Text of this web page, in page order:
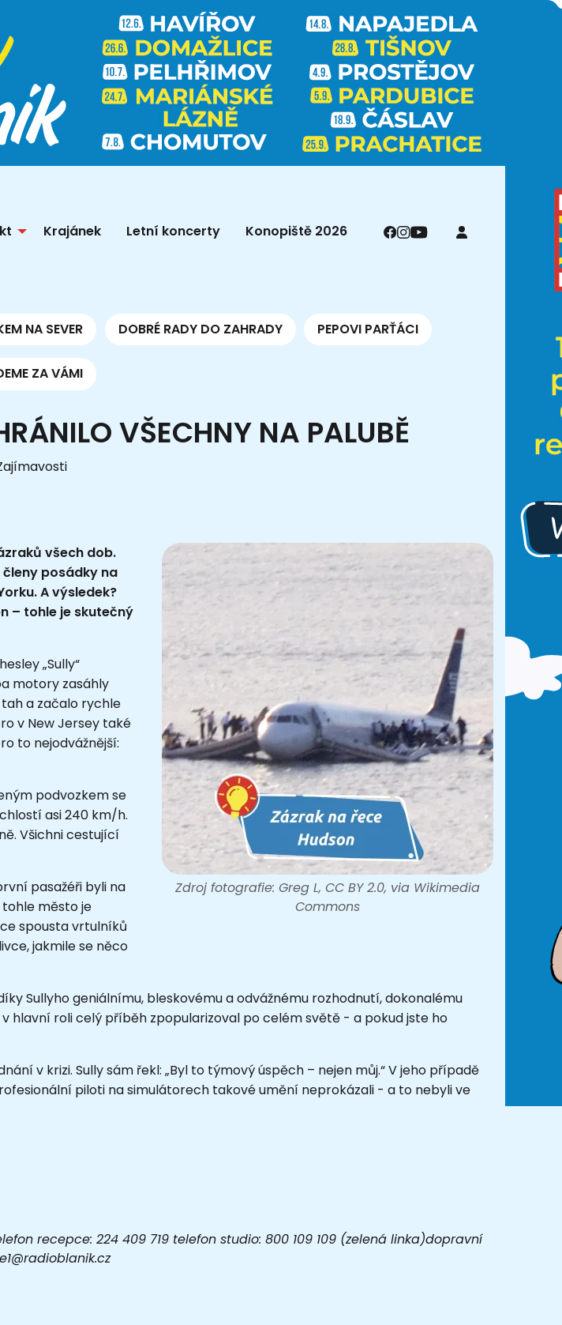
Krajánek Letní koncerty Konopiště 2026
NA SEVER DOBRÉ RADY DO ZAHRADY PEPOVI PARŤÁCI
ZA VÁMI
VŠECHNY NA PALUBĚ
Zdroj fotografie: Greg L, CC BY 2.0, via Wikimedia
Commons
všech dob.
členy posádky na
A výsledek?
– tohle je skutečný
„Sully“
motory zasáhly
a začalo rychle
v New Jersey také
to nejodvážnější:
podvozkem se
asi 240 km/h.
Všichni cestující
pasažéři byli na
tohle město je
spousta vrtulníků
jakmile se něco
Sullyho geniálnímu, bleskovému a odvážnému rozhodnutí, dokonalému
hlavní roli celý příběh zpopularizoval po celém světě - a pokud jste ho
v krizi. Sully sám řekl: „Byl to týmový úspěch – nejen můj.“ V jeho případě
piloti na simulátorech takové umění neprokázali - a to nebyli ve
recepce: 224 409 719 telefon studio: 800 109 109 (zelená linka)dopravní